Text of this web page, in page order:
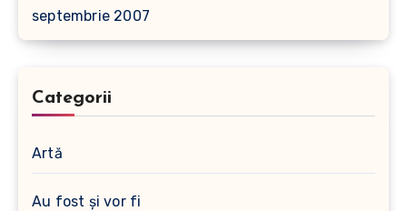
septembrie 2007
Categorii
Artă
Au fost şi vor fi